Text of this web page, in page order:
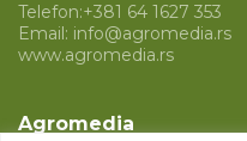
Telefon:+381 64 1627 353
Email: info@agromedia.rs
www.agromedia.rs
Agromedia